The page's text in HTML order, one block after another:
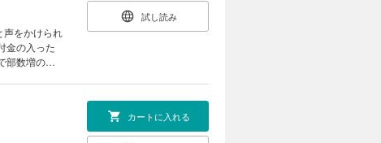
声をかけられ
金の入った
ないかと疑
試し読み
カートに入れる